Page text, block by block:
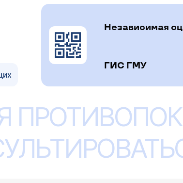
Независимая
ГИС ГМУ